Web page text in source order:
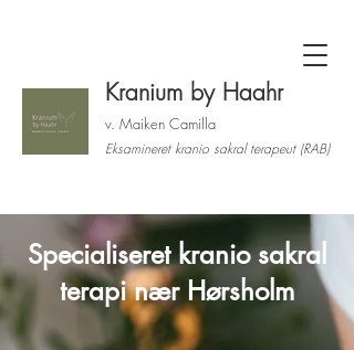
Kranium by Haahr
v. Maiken Camilla
Eksamineret kranio sakral terapeut (RAB)
Specialiseret kranio sakral
terapi nær Hørsholm